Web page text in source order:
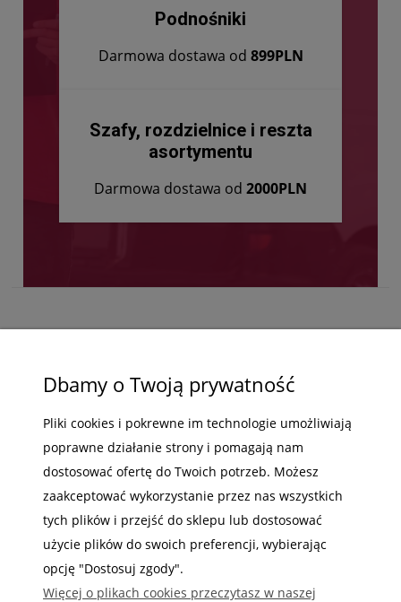
Podnośniki
Darmowa dostawa od 899PLN
Szafy, rozdzielnice i reszta
asortymentu
Darmowa dostawa od 2000PLN
ZAKUPY
POMOC
MOJE KONTO
INFORMACJE
Gdzie nas możesz znaleźć
Dbamy o Twoją prywatność
Pliki cookies i pokrewne im technologie umożliwiają
poprawne działanie strony i pomagają nam
dostosować ofertę do Twoich potrzeb. Możesz
zaakceptować wykorzystanie przez nas wszystkich
tych plików i przejść do sklepu lub dostosować
użycie plików do swoich preferencji, wybierając
opcję "Dostosuj zgody".
Więcej o plikach cookies przeczytasz w naszej